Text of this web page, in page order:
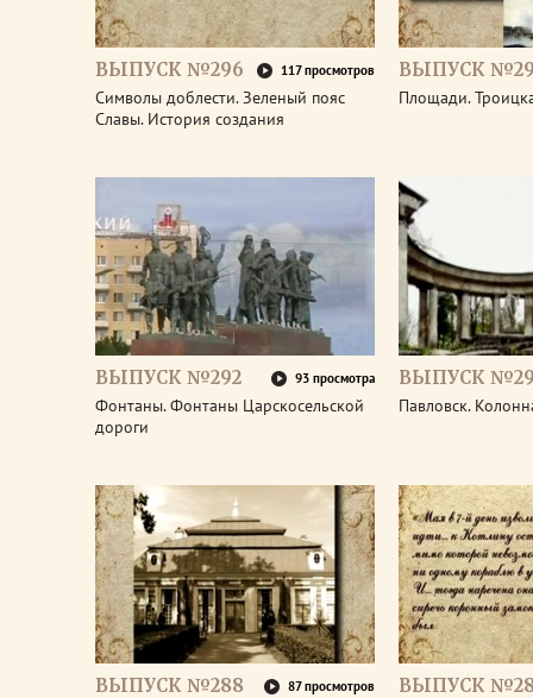
ВЫПУСК №296 117 просмотров
Символы доблести. Зеленый пояс
Славы. История создания
ВЫПУСК
Площади.
ВЫПУСК №292 93 просмотра
Фонтаны. Фонтаны Царскосельской
дороги
ВЫПУСК
Павловск.
ВЫПУСК №288 87 просмотров ВЫПУСК